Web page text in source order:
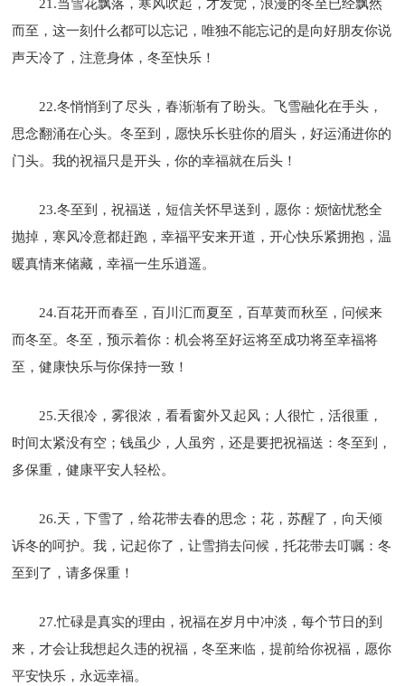
21.当雪花飘落，寒风吹起，才发觉，浪漫的冬至已经飘然
而至，这一刻什么都可以忘记，唯独不能忘记的是向好朋友你说
声天冷了，注意身体，冬至快乐！
22.冬悄悄到了尽头，春渐渐有了盼头。飞雪融化在手头，
思念翻涌在心头。冬至到，愿快乐长驻你的眉头，好运涌进你的
门头。我的祝福只是开头，你的幸福就在后头！
23.冬至到，祝福送，短信关怀早送到，愿你：烦恼忧愁全
抛掉，寒风冷意都赶跑，幸福平安来开道，开心快乐紧拥抱，温
暖真情来储藏，幸福一生乐逍遥。
24.百花开而春至，百川汇而夏至，百草黄而秋至，问候来
而冬至。冬至，预示着你：机会将至好运将至成功将至幸福将
至，健康快乐与你保持一致！
25.天很冷，雾很浓，看看窗外又起风；人很忙，活很重，
时间太紧没有空；钱虽少，人虽穷，还是要把祝福送：冬至到，
多保重，健康平安人轻松。
26.天，下雪了，给花带去春的思念；花，苏醒了，向天倾
诉冬的呵护。我，记起你了，让雪捎去问候，托花带去叮嘱：冬
至到了，请多保重！
27.忙碌是真实的理由，祝福在岁月中冲淡，每个节日的到
来，才会让我想起久违的祝福，冬至来临，提前给你祝福，愿你
平安快乐，永远幸福。